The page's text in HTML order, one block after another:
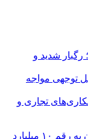
برای ۴ استان؛ رگبار شدید و
توجهی مواجه
تجاری و
افزایش حجم تجارت بین ایران و پاکستان به رقم ۱۰ میلیارد